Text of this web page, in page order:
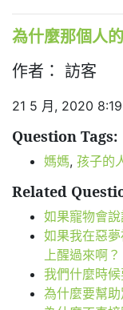
為什麼那個人
作者： 訪客
21 5 月, 2020
Question Tags:
媽媽, 孩子的
Related
如果寵物會
如果我在惡
上醒過來啊？
我們什麼時
為什麼要幫